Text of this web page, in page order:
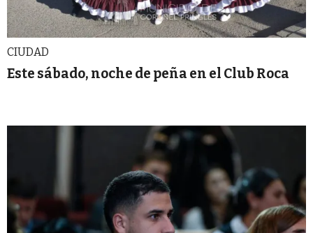
CIUDAD
Este sábado, noche de peña en el Club Roca